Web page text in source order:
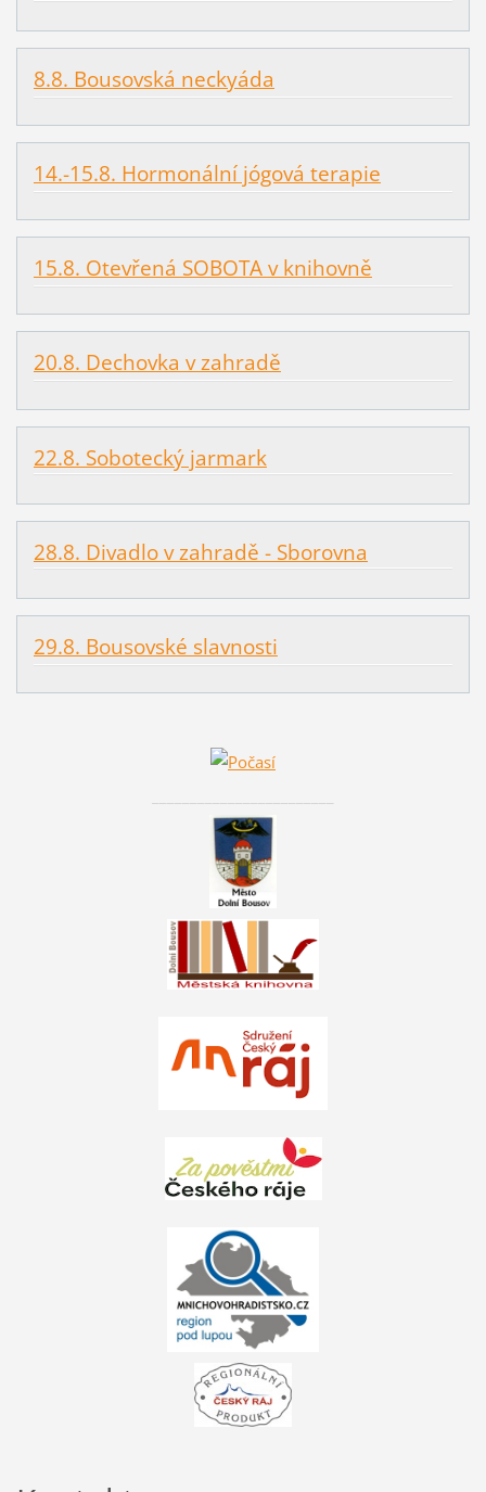
8.8. Bousovská neckyáda
14.-15.8. Hormonální jógová terapie
15.8. Otevřená SOBOTA v knihovně
20.8. Dechovka v zahradě
22.8. Sobotecký jarmark
28.8. Divadlo v zahradě - Sborovna
29.8. Bousovské slavnosti